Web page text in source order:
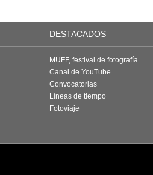
DESTACADOS
MUFF, festival de fotografía
Canal de YouTube
Convocatorias
Líneas de tiempo
Fotoviaje